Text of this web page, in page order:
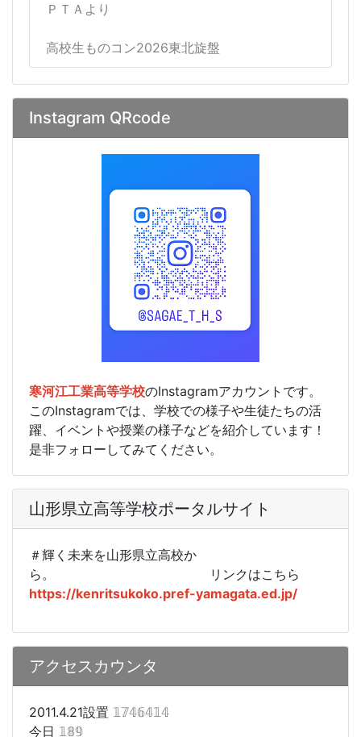
ＰＴＡより
高校生ものコン2026東北旋盤
Instagram QRcode
寒河江工業高等学校のInstagramアカウントです。
このInstagramでは、学校での様子や生徒たちの活
躍、イベントや授業の様子などを紹介しています！
是非フォローしてみてください。
山形県立高等学校ポータルサイト
＃輝く未来を山形県立高校か
ら。
リンクはこちら
https://kenritsukoko.pref-yamagata.ed.jp/
アクセスカウンタ
2011.4.21設置 𝟙𝟟𝟜𝟞𝟜𝟙𝟜
今日 𝟙𝟠𝟡